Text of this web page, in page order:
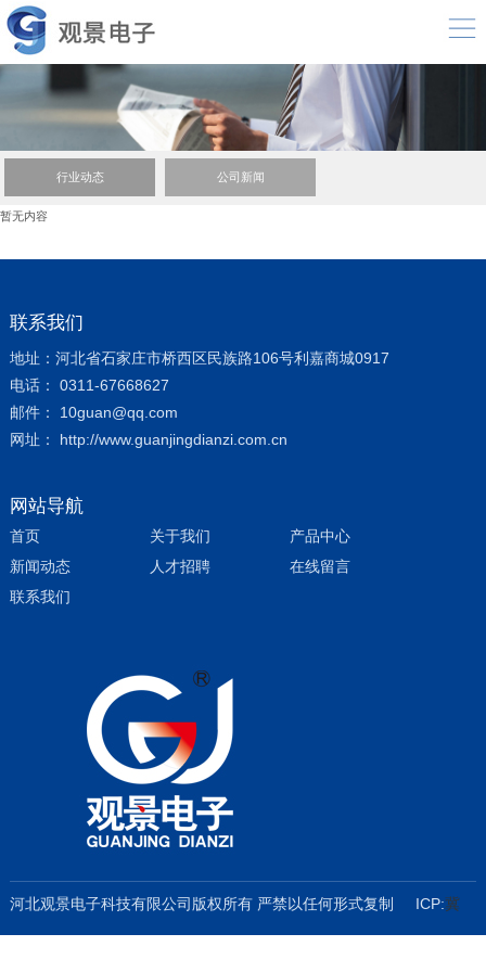
行业动态 公司新闻
暂无内容
联系我们
地址：河北省石家庄市桥西区民族路106号利嘉商城0917
电话： 0311-67668627
邮件： 10guan@qq.com
网址： http://www.guanjingdianzi.com.cn
网站导航
首页 关于我们
产品中心
新闻动态
人才招聘
在线留言
联系我们
河北观景电子科技有限公司版权所有 严禁以任何形式复制 ICP:冀